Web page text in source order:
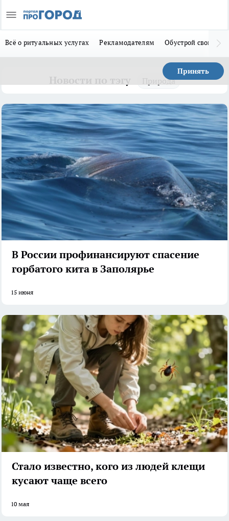
Всё о ритуальных услугах Рекламодателям Обустрой свой дом
Принять
Природа
В России профинансируют спасение
горбатого кита в Заполярье
15 июня
Стало известно, кого из людей клещи
кусают чаще всего
10 мая